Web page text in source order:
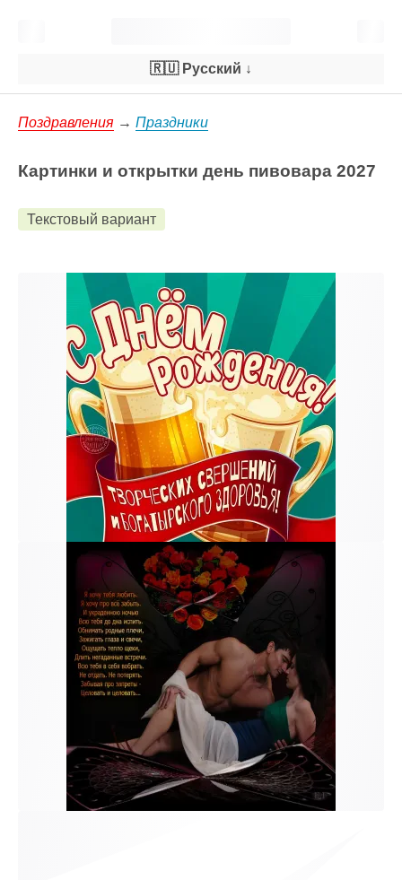
🇷🇺 Русский ↓
Поздравления → Праздники
Картинки и открытки день пивовара 2027
Текстовый вариант
и пришлем поздравление!